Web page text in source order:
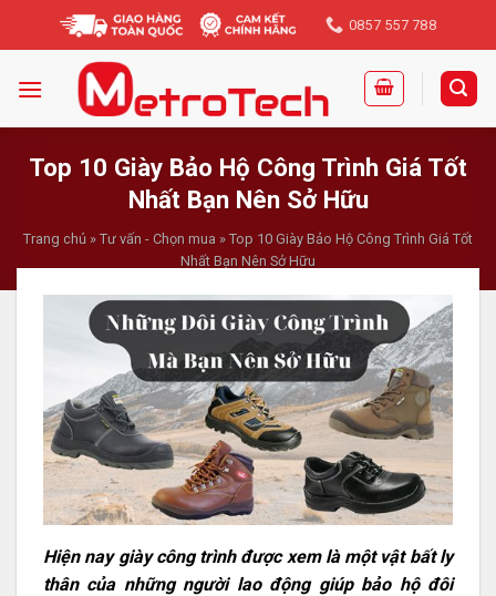
0857 557 788
Top 10 Giày Bảo Hộ Công Trình Giá Tốt
Nhất Bạn Nên Sở Hữu
Trang chủ » Tư vấn - Chọn mua » Top 10 Giày Bảo Hộ Công Trình Giá Tốt
Nhất Bạn Nên Sở Hữu
Hiện nay giày công trình được xem là một vật bất ly
thân của những người lao động giúp bảo hộ đôi